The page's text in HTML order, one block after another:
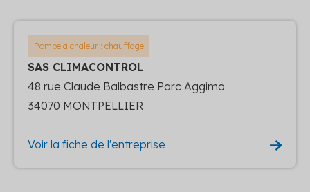
Pompe a chaleur : chauffage
SAS CLIMACONTROL
48 rue Claude Balbastre Parc Aggimo
34070 MONTPELLIER
Voir la fiche de l'entreprise